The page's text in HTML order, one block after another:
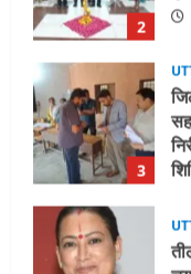
3
4